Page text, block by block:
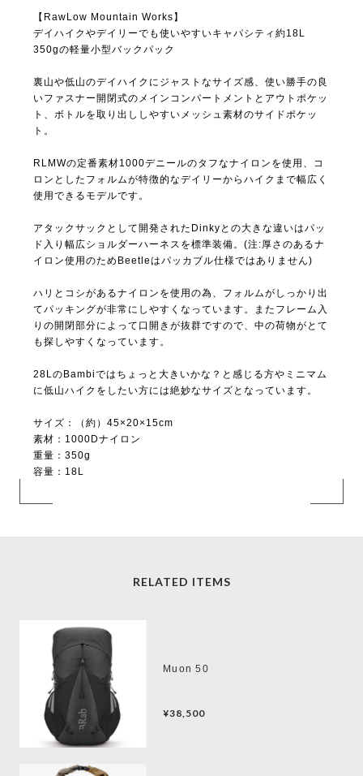
【RawLow Mountain Works】
デイハイクやデイリーでも使いやすいキャパシティ約18L
350gの軽量小型バックパック
裏山や低山のデイハイクにジャストなサイズ感、使い勝手の良
いファスナー開閉式のメインコンパートメントとアウトポケッ
ト、ボトルを取り出ししやすいメッシュ素材のサイドポケッ
ト。
RLMWの定番素材1000デニールのタフなナイロンを使用、コ
ロンとしたフォルムが特徴的なデイリーからハイクまで幅広く
使用できるモデルです。
アタックサックとして開発されたDinkyとの大きな違いはパッ
ド入り幅広ショルダーハーネスを標準装備。(注:厚さのあるナ
イロン使用のためBeetleはパッカブル仕様ではありません)
ハリとコシがあるナイロンを使用の為、フォルムがしっかり出
てパッキングが非常にしやすくなっています。またフレーム入
りの開閉部分によって口開きが抜群ですので、中の荷物がとて
も探しやすくなっています。
28LのBambiではちょっと大きいかな？と感じる方やミニマム
に低山ハイクをしたい方には絶妙なサイズとなっています。
サイズ：（約）45×20×15cm
素材：1000Dナイロン
重量：350g
容量：18L
RELATED ITEMS
Muon 50
¥38,500